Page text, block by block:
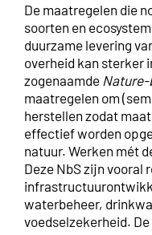
De maatregelen die
soorten en
duurzame levering
overheid kan sterker
zogenaamde Nature-
maatregelen om
herstellen zodat
effectief worden
natuur. Werken mét
Deze NbS zijn vooral
waterbeheer,
voedselzekerheid.